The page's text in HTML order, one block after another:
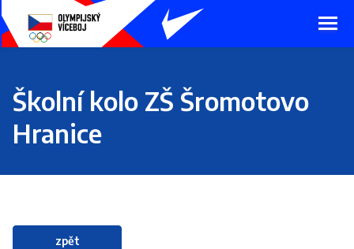
na
hlavní
obsah
Školní kolo ZŠ Šromotovo
Hranice
zpět